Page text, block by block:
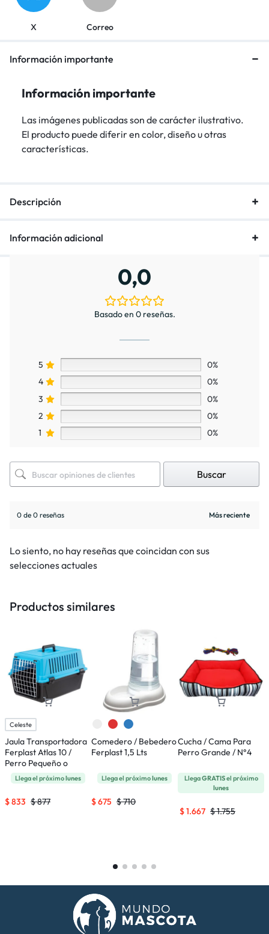
X Correo
Información importante
Información importante
Las imágenes publicadas son de carácter ilustrativo.
El producto puede diferir en color, diseño u otras
características.
Descripción
Información adicional
0,0
Basado en 0 reseñas.
5
0%
4
0%
3
0%
2
0%
1
0%
Buscar
0 de 0 reseñas
Lo siento, no hay reseñas que coincidan con sus
selecciones actuales
Productos similares
Celeste
Jaula Transportadora
Ferplast Atlas 10 /
Perro Pequeño o
Gatos
Llega el próximolunes
$877
$833
Comedero / Bebedero
Ferplast 1,5 Lts
Llega el próximolunes
$710
$675
Cucha / Cama Para
Perro Grande / N°4
LlegaGRATISel próximo
lunes
$1.755
$1.667